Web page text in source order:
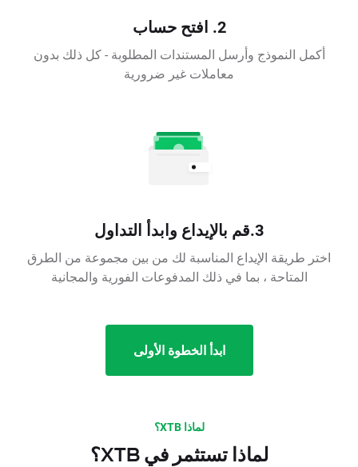
2. افتح حساب
أكمل النموذج وأرسل المستندات المطلوبة - كل ذلك بدون
معاملات غير ضرورية
3.قم بالإيداع وابدأ التداول
اختر طريقة الإيداع المناسبة لك من بين مجموعة من الطرق
المتاحة ، بما في ذلك المدفوعات الفورية والمجانية
ابدأ الخطوة الأولى
لماذا XTB؟
لماذا تستثمر في XTB؟